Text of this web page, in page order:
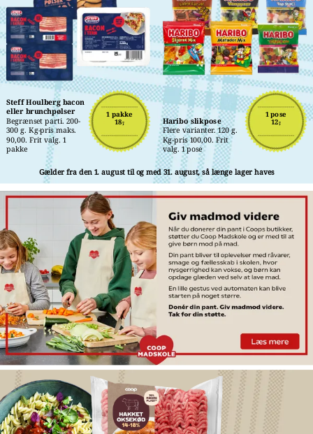
1 pakke
18,-
Steff Houlberg bacon
eller brunchpølser
Begrænset parti. 200-
300 g. Kg-pris maks.
90,00. Frit valg. 1
pakke
1 pose
12,-
Haribo slikpose
Flere varianter. 120 g.
Kg-pris 100,00. Frit
valg. 1 pose
Gælder fra den 1. august til og med 31. august, så længe lager haves